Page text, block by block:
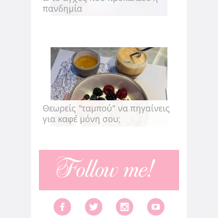
περιοχή που μένω, πολύ μοδάτο, πολύ
ωραίο. Γιατί το παινεύω τόσο; Για να
πανδημία
Θεωρείς "ταμπού" να πηγαίνεις
για καφέ μόνη σου;